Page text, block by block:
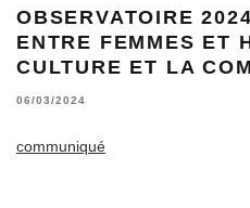
OBSERVATOIRE
ENTRE FEMMES ET
CULTURE ET LA
06/03/2024
communiqué